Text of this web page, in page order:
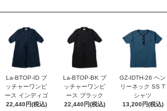
La-BTOP-ID ブ
ッチャーワンピ
ース インディゴ
22,440円(税込)
La-BTOP-BK ブ
ッチャーワンピ
ース ブラック
22,440円(税込)
GZ-IDTH-26 ヘン
リーネック SS T
シャツ
13,200円(税込)